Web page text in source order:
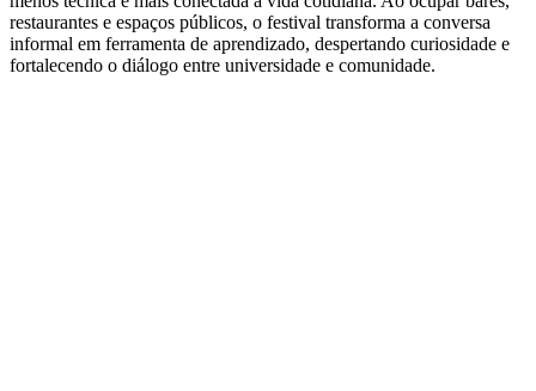
restaurantes e espaços públicos, o festival transforma a conversa
informal em ferramenta de aprendizado, despertando curiosidade e
fortalecendo o diálogo entre universidade e comunidade.